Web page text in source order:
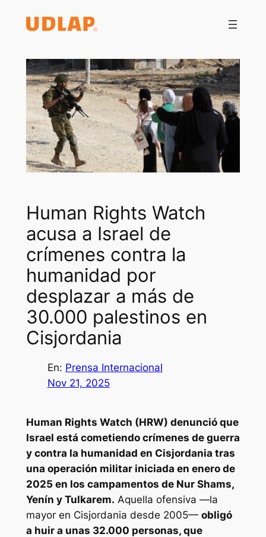
Human Rights Watch
acusa a Israel de
crímenes contra la
humanidad por
desplazar a más de
30.000 palestinos en
Cisjordania
En: Prensa Internacional
Nov 21, 2025
Human Rights Watch (HRW) denunció que
Israel está cometiendo crímenes de guerra
y contra la humanidad en Cisjordania tras
una operación militar iniciada en enero de
2025 en los campamentos de Nur Shams,
Yenín y Tulkarem. Aquella ofensiva —la
mayor en Cisjordania desde 2005— obligó
a huir a unas 32.000 personas, que